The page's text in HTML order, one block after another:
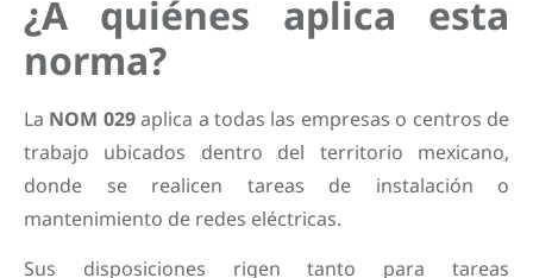
¿A quiénes aplica esta
norma?
La NOM 029aplica a todas las empresas o centros de
trabajo ubicados dentro del territorio mexicano,
donde se realicen tareas de instalación o
mantenimiento de redes eléctricas.
Sus disposiciones rigen tanto para tareas